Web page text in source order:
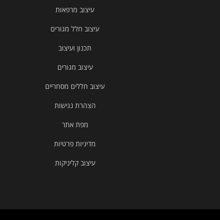
עיצוב מרפאות
עיצוב חלל מגורים
תכנון ועיצוב
עיצוב מגורים
עיצוב חללים מסחריים
הצהרת נגישות
מפת אתר
מדיניות פרטיות
עיצוב קליניקות